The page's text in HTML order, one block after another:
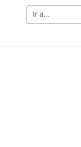
Ir a...